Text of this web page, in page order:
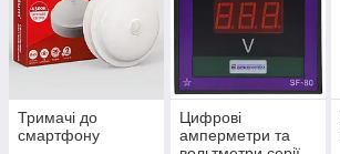
Тримачі до
смартфону
Цифрові
амперметри та